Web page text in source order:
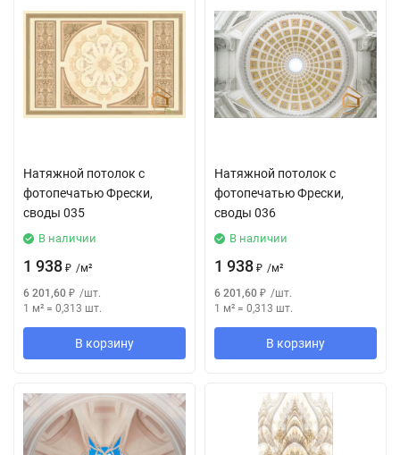
Натяжной потолок с
фотопечатью Фрески,
своды 035
В наличии
1 938 ₽ /м²
6 201,60 ₽ /шт.
1 м² = 0,313 шт.
В корзину
Натяжной потолок с
фотопечатью Фрески,
своды 036
В наличии
1 938 ₽ /м²
6 201,60 ₽ /шт.
1 м² = 0,313 шт.
В корзину